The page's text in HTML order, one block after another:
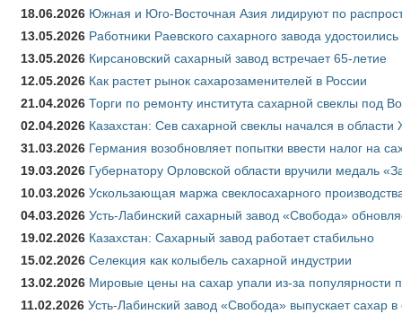
18.06.2026 Южная и Юго-Восточная Азия лидируют по
13.05.2026 Работники Раевского сахарного завода удостоились
13.05.2026 Кирсановский сахарный завод встречает 65-летие
12.05.2026 Как растет рынок сахарозаменителей в России
21.04.2026 Торги по ремонту института сахарной свеклы под
02.04.2026 Казахстан: Сев сахарной свеклы начался в области
31.03.2026 Германия возобновляет попытки ввести налог на
19.03.2026 Губернатору Орловской области вручили медаль
10.03.2026 Ускользающая маржа свеклосахарного
04.03.2026 Усть-Лабинский сахарный завод «Свобода»
19.02.2026 Казахстан: Сахарный завод работает стабильно
15.02.2026 Селекция как колыбель сахарной индустрии
13.02.2026 Мировые цены на сахар упали из-за популярности
11.02.2026 Усть-Лабинский завод «Свобода» выпускает сахар в